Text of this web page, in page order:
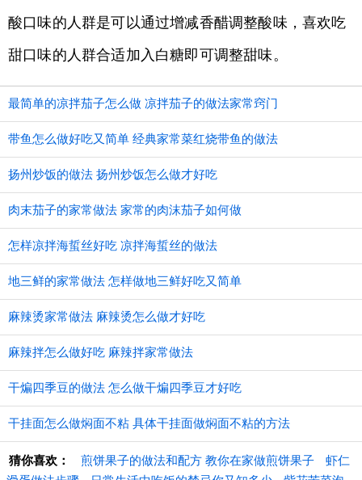
酸口味的人群是可以通过增减香醋调整酸味，喜欢吃
甜口味的人群合适加入白糖即可调整甜味。
最简单的凉拌茄子怎么做 凉拌茄子的做法家常窍门
带鱼怎么做好吃又简单 经典家常菜红烧带鱼的做法
扬州炒饭的做法 扬州炒饭怎么做才好吃
肉末茄子的家常做法 家常的肉沫茄子如何做
怎样凉拌海蜇丝好吃 凉拌海蜇丝的做法
地三鲜的家常做法 怎样做地三鲜好吃又简单
麻辣烫家常做法 麻辣烫怎么做才好吃
麻辣拌怎么做好吃 麻辣拌家常做法
干煸四季豆的做法 怎么做干煸四季豆才好吃
干挂面怎么做焖面不粘 具体干挂面做焖面不粘的方法
猜你喜欢： 煎饼果子的做法和配方 教你在家做煎饼果子
虾仁